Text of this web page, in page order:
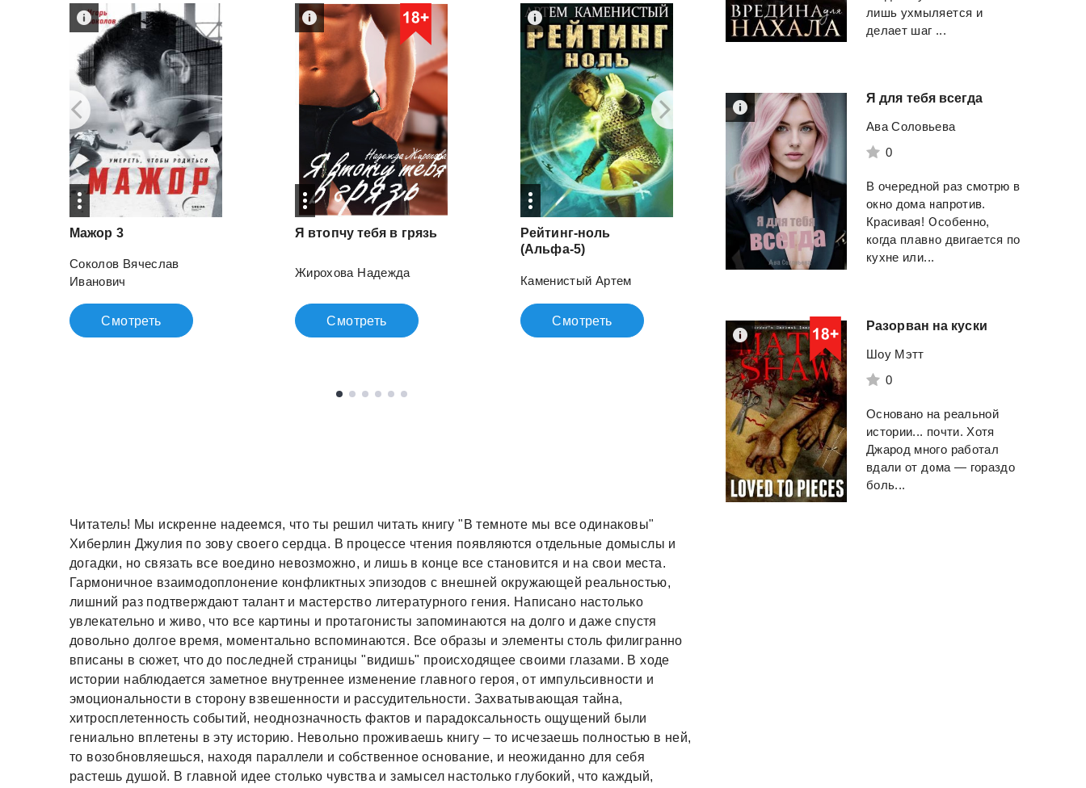
Мажор 3
Соколов Вячеслав
Иванович
Смотреть
Я втопчу тебя в грязь
Жирохова Надежда
Смотреть
Рейтинг-ноль
(Альфа-5)
Каменистый Артем
Смотреть
Страж. Тетралогия
Пехов Алексей Юрьевич
Смотреть
Читатель! Мы искренне надеемся, что ты решил читать книгу "В темноте мы все одинаковы"
Хиберлин Джулия по зову своего сердца. В процессе чтения появляются отдельные домыслы и
догадки, но связать все воедино невозможно, и лишь в конце все становится и на свои места.
Гармоничное взаимодоплонение конфликтных эпизодов с внешней окружающей реальностью,
лишний раз подтверждают талант и мастерство литературного гения. Написано настолько
увлекательно и живо, что все картины и протагонисты запоминаются на долго и даже спустя
довольно долгое время, моментально вспоминаются. Все образы и элементы столь филигранно
вписаны в сюжет, что до последней страницы "видишь" происходящее своими глазами. В ходе
истории наблюдается заметное внутреннее изменение главного героя, от импульсивности и
эмоциональности в сторону взвешенности и рассудительности. Захватывающая тайна,
хитросплетенность событий, неоднозначность фактов и парадоксальность ощущений были
гениально вплетены в эту историю. Невольно проживаешь книгу – то исчезаешь полностью в ней,
то возобновляешься, находя параллели и собственное основание, и неожиданно для себя
растешь душой. В главной идее столько чувства и замысел настолько глубокий, что каждый,
лишь ухмыляется и
делает шаг ...
Я для тебя всегда
Ава Соловьева
0
В очередной раз смотрю в
окно дома напротив.
Красивая! Особенно,
когда плавно двигается по
кухне или...
Разорван на куски
Шоу Мэтт
0
Основано на реальной
истории... почти. Хотя
Джарод много работал
вдали от дома — гораздо
боль...